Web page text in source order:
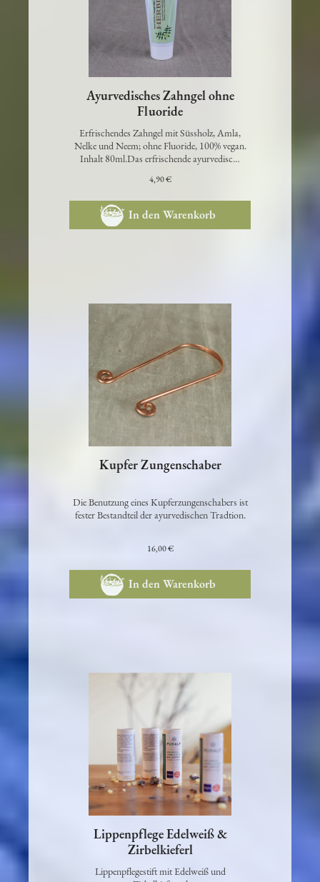
Ayurvedisches Zahngel ohne
Fluoride
Erfrischendes Zahngel mit Süssholz, Amla,
Nelke und Neem; ohne Fluoride, 100% vegan.
Inhalt 80ml.Das erfrischende ayurvedisc…
In den Warenkorb
Die Benutzung eines Kupferzungenschabers ist
In den Warenkorb
Lippenpflege Edelweiß &
Zirbelkieferl